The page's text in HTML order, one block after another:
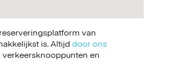
van
is. Altijd door ons
en